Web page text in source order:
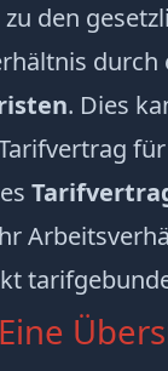
den
durch
. Dies
für